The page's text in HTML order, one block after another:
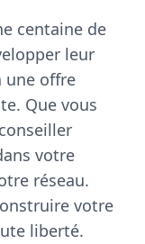
centaine de
leur
une offre
Que vous
votre
réseau.
votre
liberté.